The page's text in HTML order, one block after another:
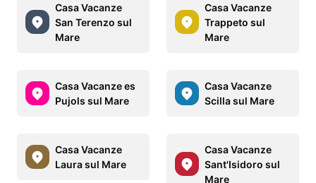
Casa Vacanze
San Terenzo sul
Mare
Casa Vacanze
Trappeto sul
Mare
Casa Vacanze es
Pujols sul Mare
Casa Vacanze
Scilla sul Mare
Casa Vacanze
Laura sul Mare
Casa Vacanze
Sant'Isidoro sul
Mare